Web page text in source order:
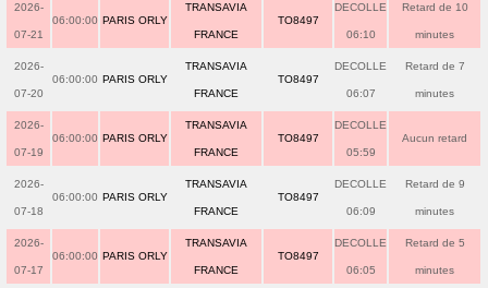
2026-
07-21
06:00:00 PARIS ORLY
TRANSAVIA
FRANCE
TO8497
DECOLLE
06:10
Retard de 10
minutes
2026-
07-20
06:00:00 PARIS ORLY
TRANSAVIA
FRANCE
TO8497
DECOLLE
06:07
Retard de 7
minutes
2026-
07-19
06:00:00 PARIS ORLY
TRANSAVIA
FRANCE
TO8497
DECOLLE
05:59
Aucun retard
2026-
07-18
06:00:00 PARIS ORLY
TRANSAVIA
FRANCE
TO8497
DECOLLE
06:09
Retard de 9
minutes
2026-
07-17
06:00:00 PARIS ORLY
TRANSAVIA
FRANCE
TO8497
DECOLLE
06:05
Retard de 5
minutes